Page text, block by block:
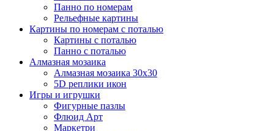
Панно по номерам
Рельефные картины
Картины по номерам с поталью
Картины с поталью
Панно с поталью
Алмазная мозаика
Алмазная мозаика 30х30
5D реплики икон
Игры и игрушки
Фигурные пазлы
Флюид Арт
Маркетри